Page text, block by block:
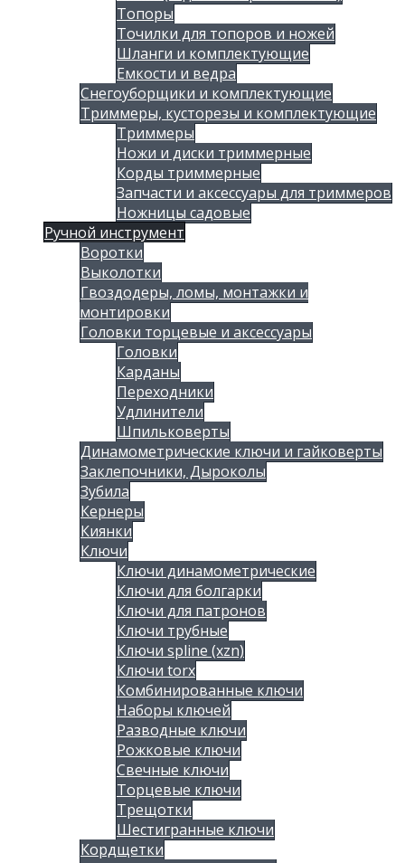
Топоры
Точилки для топоров и ножей
Шланги и комплектующие
Емкости и ведра
Снегоуборщики и комплектующие
Триммеры, кусторезы и комплектующие
Триммеры
Ножи и диски триммерные
Корды триммерные
Запчасти и аксессуары для триммеров
Ножницы садовые
Ручной инструмент
Воротки
Выколотки
Гвоздодеры, ломы, монтажки и
монтировки
Головки торцевые и аксессуары
Головки
Карданы
Переходники
Удлинители
Шпильковерты
Динамометрические ключи и гайковерты
Заклепочники, Дыроколы
Зубила
Кернеры
Киянки
Ключи
Ключи динамометрические
Ключи для болгарки
Ключи для патронов
Ключи трубные
Ключи spline (xzn)
Ключи torx
Комбинированные ключи
Наборы ключей
Разводные ключи
Рожковые ключи
Свечные ключи
Торцевые ключи
Трещотки
Шестигранные ключи
Кордщетки